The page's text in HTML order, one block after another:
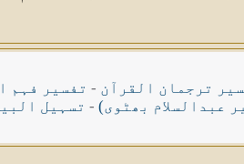
ترجمان القرآن - تفسیر فہم
عبدالسلام بھٹوی) - تسہیل